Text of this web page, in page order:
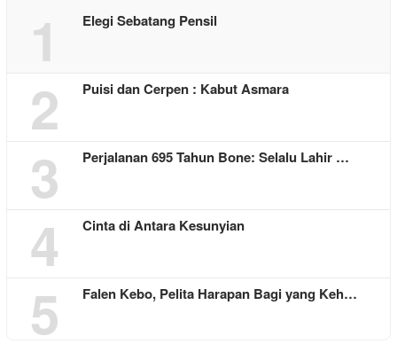
1 Elegi Sebatang Pensil
2 Puisi dan Cerpen : Kabut Asmara
3 Perjalanan 695 Tahun Bone: Selalu Lahir …
4 Cinta di Antara Kesunyian
5 Falen Kebo, Pelita Harapan Bagi yang Keh…